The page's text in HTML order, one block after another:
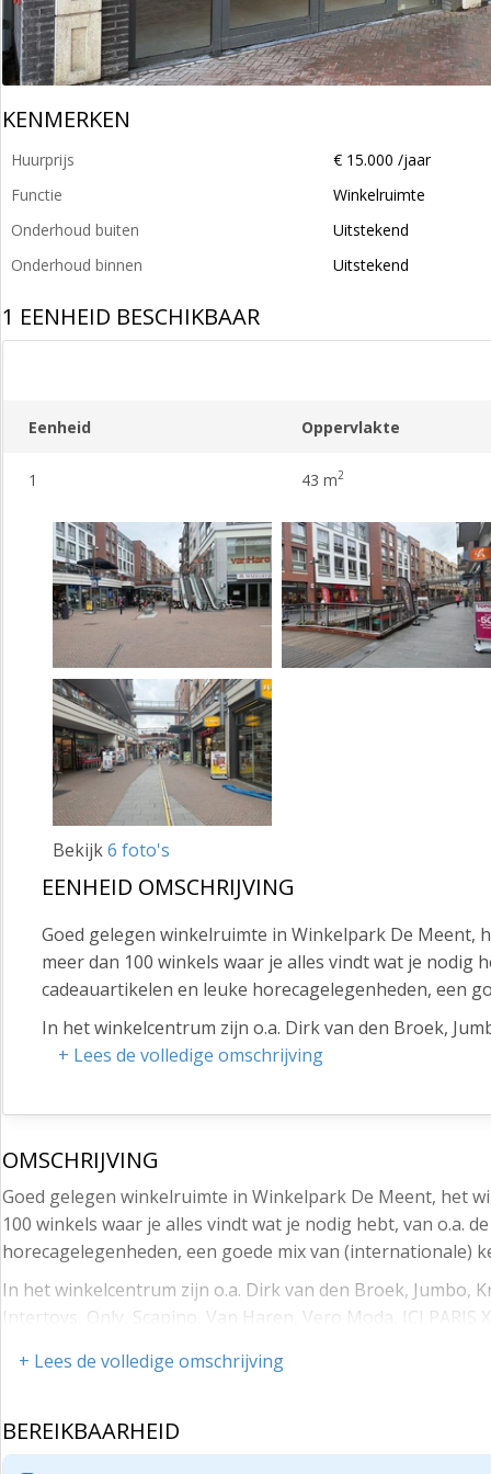
KENMERKEN
Huurprijs
€ 15.000 /jaar
Functie
Winkelruimte
Onderhoud buiten
Uitstekend
Onderhoud binnen
Uitstekend
1 EENHEID BESCHIKBAAR
Eenheid Oppervlakte
1 43 m2
Bekijk6 foto's
EENHEID OMSCHRIJVING
Goed gelegen winkelruimte in Winkelpark De Meent,
meer dan 100 winkels waar je alles vindt wat je nodig
cadeauartikelen en leuke horecagelegenheden, een
In het winkelcentrum zijn o.a. Dirk van den Broek,
Barrett, Intertoys, Only, Scapino, Van Haren, Vero
Bereikbaarheid en parkeren:
Het winkelcentrum is goed te bereiken met de auto
Overtoom en De Meent), waar de eerste 2 uur gratis
(blauwe zone).
Bedrijveninvesteringszone (BIZ):
Het centrum van Papendrecht is een
bijdrage gezamenlijk in het centrumgebied. Voor
Voor meer informatie:
Begane grondruimte 43,32 m² BVO conform NEN2580
+ Lees de volledige omschrijving
OMSCHRIJVING
Goed gelegen winkelruimte in Winkelpark De Meent, het
100 winkels waar je alles vindt wat je nodig hebt, van o.a.
horecagelegenheden, een goede mix van (internationale)
In het winkelcentrum zijn o.a. Dirk van den Broek, Jumbo,
Intertoys, Only, Scapino, Van Haren, Vero Moda, ICI
Het winkelcentrum is goed te bereiken met de auto en het
+ Lees de volledige omschrijving
BEREIKBAARHEID